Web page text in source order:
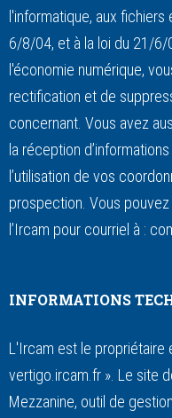
l'informatique, aux
6/8/04, et à la loi du 21/6/
l'économie numérique,
rectification et de
concernant. Vous avez
la réception
l’utilisation de vos
prospection. Vous
l’Ircam pour courriel à :
INFORMATIONS
L'Ircam est le propriétaire
vertigo.ircam.fr ». Le site
Mezzanine, outil de